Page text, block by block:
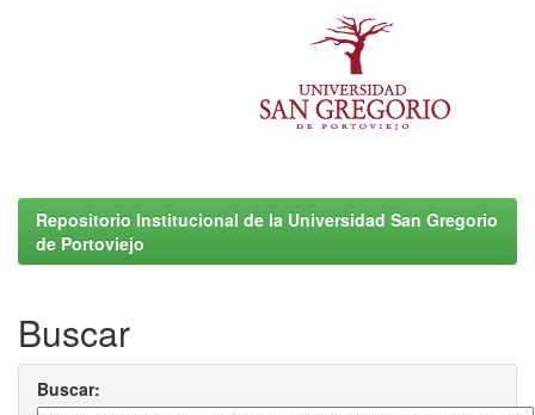
Repositorio Institucional de la Universidad San Gregorio
de Portoviejo
Buscar
Buscar: